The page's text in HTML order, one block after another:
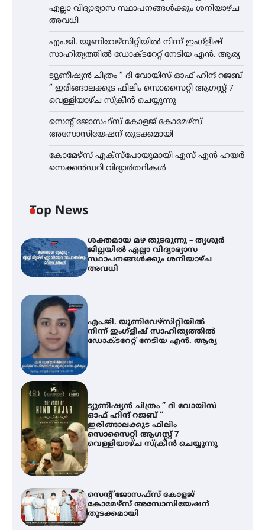
എല്ലാ വിദ്യാഭ്യാസ സ്ഥാപനങ്ങൾക്കും ശനിയാഴ്ച
അവധി
എം.ജി. യൂണിവേഴ്‌സിറ്റിയിൽ നിന്ന് ഇംഗ്ളീഷ്
സാഹിത്യത്തിൽ ഡോക്ടറേറ്റ് നേടിയ എൻ. ആര്യ
ട്യുണീഷ്യൻ ചിത്രം ” ദി വോയിസ് ഓഫ് ഹിന്ദ് റജബ്
” ഇരിങ്ങാലക്കുട ഫിലിം സൊസൈറ്റി ആഗസ്റ്റ് 7
വെള്ളിയാഴ്ച സ്‌ക്രീൻ ചെയ്യുന്നു
സെന്റ് ജോസഫ്സ് കോളജ് കോമേഴ്‌സ്
അസോസിയേഷന് തുടക്കമായി
കോമേഴ്സ് എക്സ്പോയുമായി എസ് എൻ ഹയർ
സെക്കൻഡറി വിദ്യാർത്ഥികൾ
Top News
ശക്തമായ മഴ തുടരുന്നു – തൃശൂർ
ജില്ലയിൽ എല്ലാ വിദ്യാഭ്യാസ
സ്ഥാപനങ്ങൾക്കും ശനിയാഴ്ച
അവധി
എം.ജി. യൂണിവേഴ്‌സിറ്റിയിൽ
നിന്ന് ഇംഗ്ളീഷ് സാഹിത്യത്തിൽ
ഡോക്ടറേറ്റ് നേടിയ എൻ. ആര്യ
ട്യുണീഷ്യൻ ചിത്രം ” ദി വോയിസ്
ഓഫ് ഹിന്ദ് റജബ് ”
ഇരിങ്ങാലക്കുട ഫിലിം
സൊസൈറ്റി ആഗസ്റ്റ് 7
വെള്ളിയാഴ്ച സ്‌ക്രീൻ ചെയ്യുന്നു
സെന്റ് ജോസഫ്സ് കോളജ്
കോമേഴ്‌സ് അസോസിയേഷന്
തുടക്കമായി